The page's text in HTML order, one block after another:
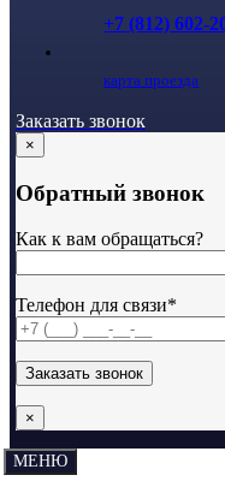
+7 (812) 602-
карта проезда
Заказать звонок
×
Обратный звонок
Как к вам обращаться?
Телефон для связи*
×
МЕНЮ